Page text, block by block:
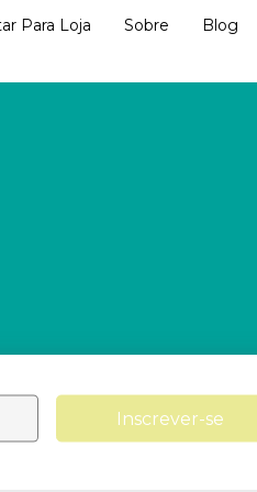
Para Loja Sobre Blog
Inscrever-se